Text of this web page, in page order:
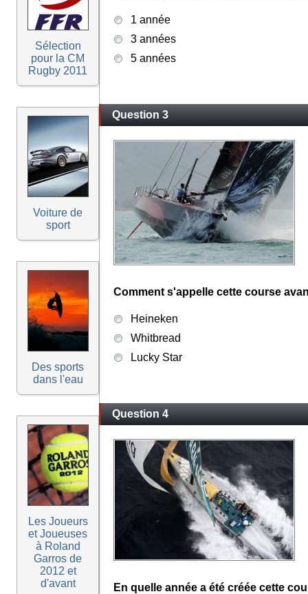
Sélection
pour la CM
Rugby 2011
Voiture de
sport
Des sports
dans l'eau
Les Joueurs
et Joueuses
à Roland
Garros de
2012 et
d'avant
1 année
3 années
5 années
Question 3
Comment s'appelle cette course
Heineken
Whitbread
Lucky Star
Question 4
En quelle année a été créée cette